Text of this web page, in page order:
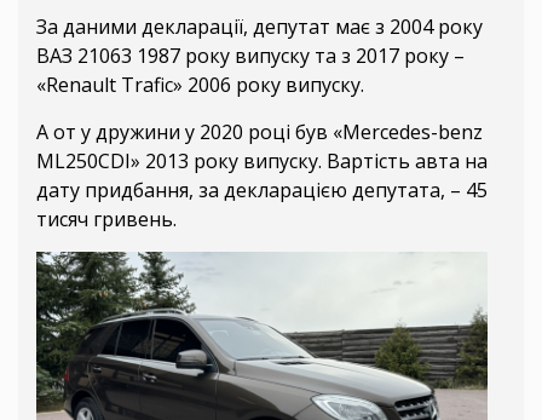
За даними декларації, депутат має з 2004 року
ВАЗ 21063 1987 року випуску та з 2017 року –
«Renault Trafic» 2006 року випуску.
А от у дружини у 2020 році був «Mercedes-benz
ML250CDI» 2013 року випуску. Вартість авта на
дату придбання, за декларацією депутата, – 45
тисяч гривень.